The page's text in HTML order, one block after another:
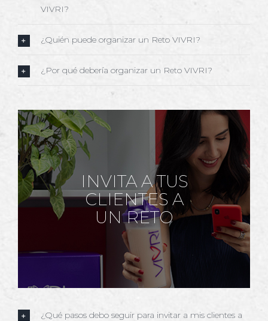
VIVRI?
¿Quién puede organizar un Reto VIVRI?
¿Por qué debería organizar un Reto VIVRI?
INVITA A TUS
CLIENTES A
UN RETO
¿Qué pasos debo seguir para invitar a mis clientes a